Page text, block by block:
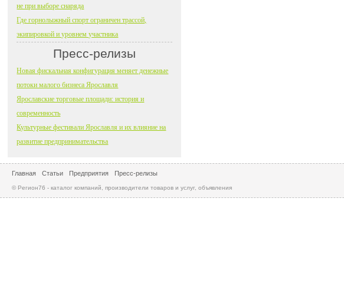
не при выборе снаряда
Где горнолыжный спорт ограничен трассой,
экипировкой и уровнем участника
Пресс-релизы
Новая фискальная конфигурация меняет денежные
потоки малого бизнеса Ярославля
Ярославские торговые площади: история и
современность
Культурные фестивали Ярославля и их влияние на
развитие предпринимательства
Главная Статьи Предприятия Пресс-релизы
© Регион76 - каталог компаний, производители товаров и услуг, объявления